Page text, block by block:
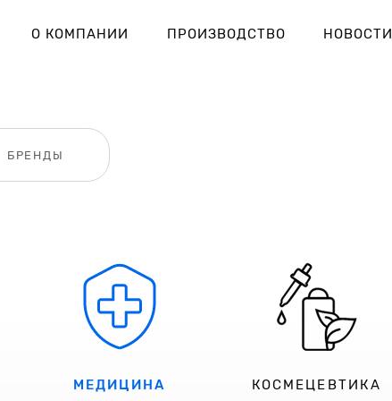
О КОМПАНИИ ПРОИЗВОДСТВО НОВОСТИ
БРЕНДЫ
МЕДИЦИНА КОСМЕЦЕВТИКА